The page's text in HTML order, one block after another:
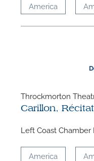
America
Throckmorton
Carillon,
Left Coast Chamber
America